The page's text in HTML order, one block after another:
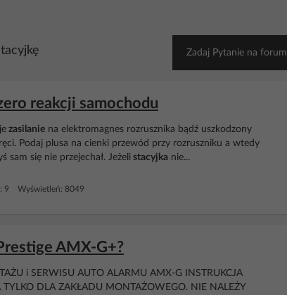
Zadaj Pytanie na forum
reakcji samochodu
zasilanie na elektromagnes rozrusznika bądź uszkodzony
Podaj plusa na cienki przewód przy rozruszniku a wtedy
sam się nie przejechał. Jeżeli stacyjka nie...
9 Wyświetleń: 8049
AMX-G+?
i SERWISU AUTO ALARMU AMX-G INSTRUKCJA
DLA ZAKŁADU MONTAŻOWEGO. NIE NALEŻY